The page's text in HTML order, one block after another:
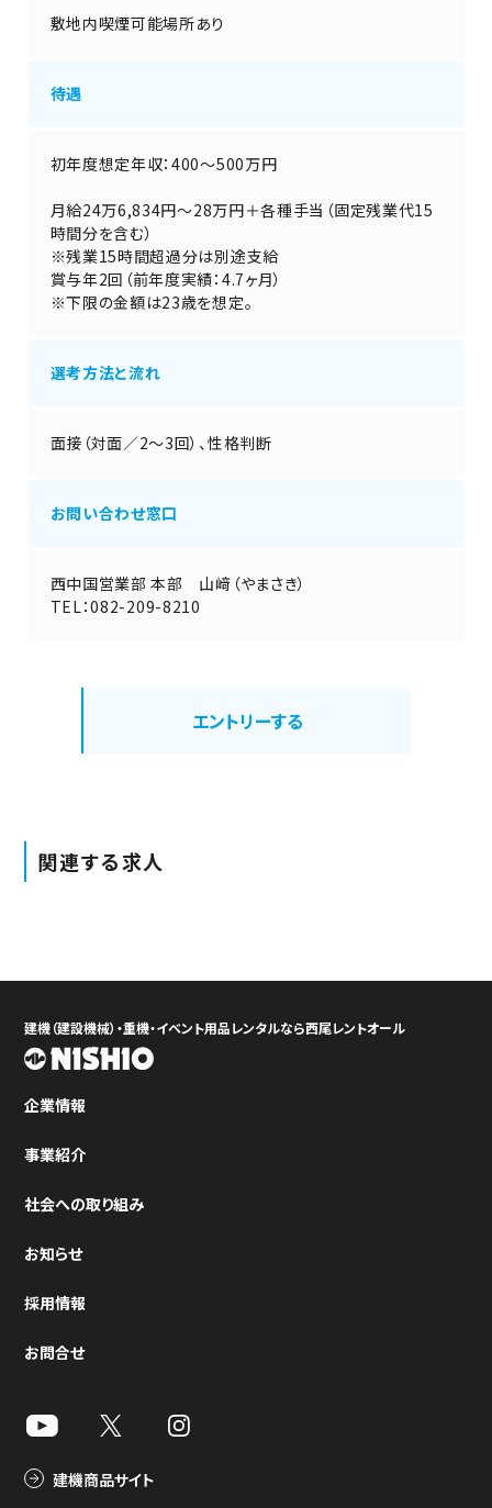
敷地内喫煙可能場所あり
待遇
初年度想定年収：400～500万円
月給24万6,834円～28万円＋各種手当（固定残業代15
時間分を含む）
※残業15時間超過分は別途支給
賞与年2回（前年度実績：4.7ヶ月）
※下限の金額は23歳を想定。
選考方法と流れ
面接（対面／2～3回）、性格判断
お問い合わせ窓口
西中国営業部 本部 山﨑（やまさき）
TEL：082-209-8210
エントリーする
関連する求人
建機（建設機械）・重機・イベント用品レンタルなら西尾レントオール
企業情報
事業紹介
社会への取り組み
お知らせ
採用情報
お問合せ
建機商品サイト